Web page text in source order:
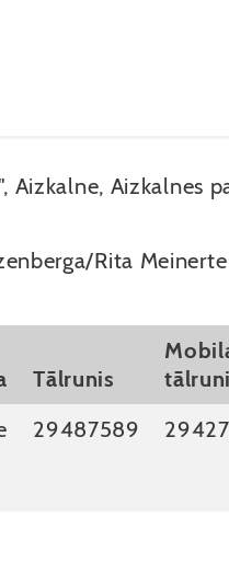
Aizkalne, Aizkalnes
Rita Meinerte
Tālrunis
29487589